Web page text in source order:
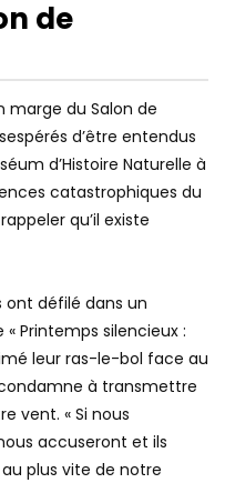
GROS CLASH ENTRE
de
marge du Salon de
d’être entendus
d’Histoire Naturelle à
catastrophiques du
qu’il existe
défilé dans un
Printemps silencieux :
leur ras-le-bol face au
à transmettre
vent. « Si nous
accuseront et ils
plus vite de notre